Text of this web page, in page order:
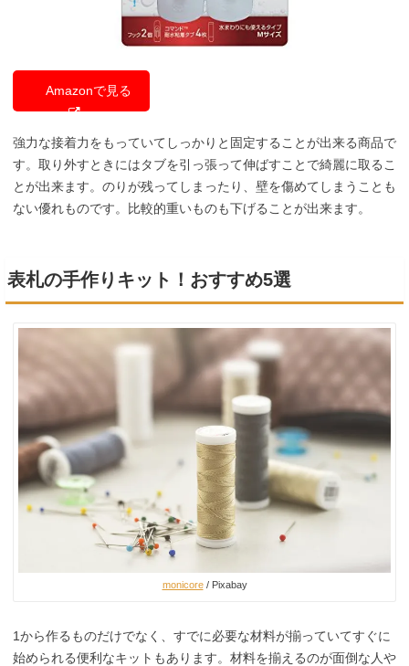
Amazonで見る
強力な接着力をもっていてしっかりと固定することが出来る商品で
す。取り外すときにはタブを引っ張って伸ばすことで綺麗に取るこ
とが出来ます。のりが残ってしまったり、壁を傷めてしまうことも
ない優れものです。比較的重いものも下げることが出来ます。
表札の手作りキット！おすすめ5選
monicore/ Pixabay
1から作るものだけでなく、すでに必要な材料が揃っていてすぐに
始められる便利なキットもあります。材料を揃えるのが面倒な人や